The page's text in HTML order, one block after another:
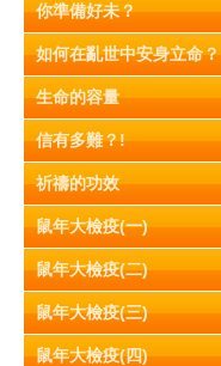
你準備好未？
如何在亂世中安身立命？
生命的容量
信有多難？!
祈禱的功效
鼠年大檢疫(一)
鼠年大檢疫(二)
鼠年大檢疫(三)
鼠年大檢疫(四)